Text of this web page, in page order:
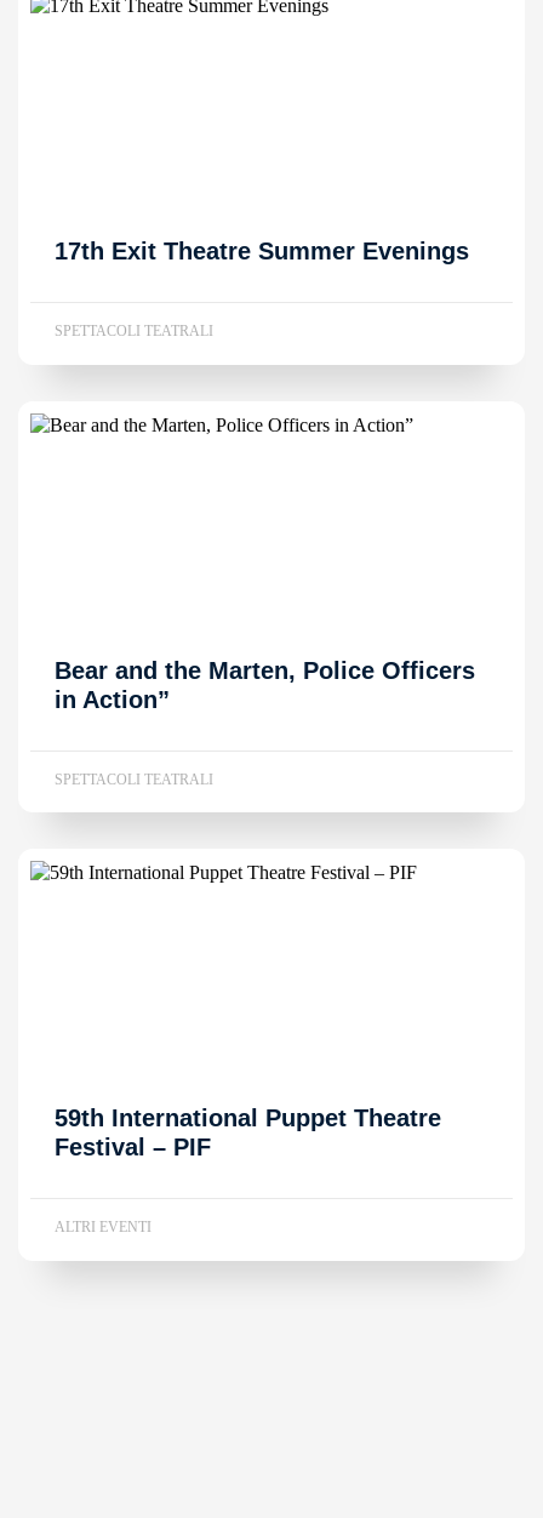
17th Exit Theatre Summer Evenings
SPETTACOLI TEATRALI
Bear and the Marten, Police Officers
in Action”
SPETTACOLI TEATRALI
59th International Puppet Theatre
Festival – PIF
ALTRI EVENTI